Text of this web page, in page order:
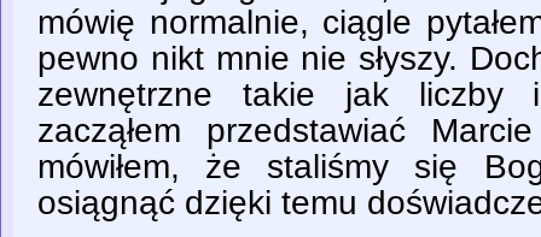
mówię normalnie, ciągle
pewno nikt mnie nie słyszy.
zewnętrzne takie jak liczby
zacząłem przedstawiać
mówiłem, że staliśmy się
osiągnąć dzięki temu